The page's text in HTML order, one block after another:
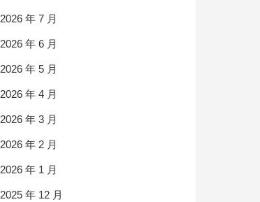
2026 年 7 月
2026 年 6 月
2026 年 5 月
2026 年 4 月
2026 年 3 月
2026 年 2 月
2026 年 1 月
2025 年 12 月